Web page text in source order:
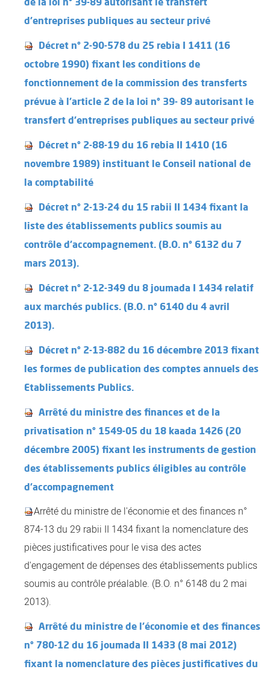
d'entreprises publiques au secteur privé
Décret n° 2-90-578 du 25 rebia I 1411 (16
octobre 1990) fixant les conditions de
fonctionnement de la commission des transferts
prévue à l'article 2 de la loi n° 39- 89 autorisant le
transfert d'entreprises publiques au secteur privé
Décret n° 2-88-19 du 16 rebia II 1410 (16
novembre 1989) instituant le Conseil national de
la comptabilité
Décret n° 2-13-24 du 15 rabii II 1434 fixant la
liste des établissements publics soumis au
contrôle d'accompagnement. (B.O. n° 6132 du 7
mars 2013).
Décret n° 2-12-349 du 8 joumada I 1434 relatif
aux marchés publics. (B.O. n° 6140 du 4 avril
2013).
Décret n° 2-13-882 du 16 décembre 2013 fixant
les formes de publication des comptes annuels des
Etablissements Publics.
Arrêté du ministre des finances et de la
privatisation n° 1549-05 du 18 kaada 1426 (20
décembre 2005) fixant les instruments de gestion
des établissements publics éligibles au contrôle
d'accompagnement
Arrêté du ministre de l'économie et des finances n°
874-13 du 29 rabii II 1434 fixant la nomenclature des
pièces justificatives pour le visa des actes
d'engagement de dépenses des établissements publics
soumis au contrôle préalable. (B.O. n° 6148 du 2 mai
2013).
Arrêté du ministre de l'économie et des finances
n° 780-12 du 16 joumada II 1433 (8 mai 2012)
fixant la nomenclature des pièces justificatives du